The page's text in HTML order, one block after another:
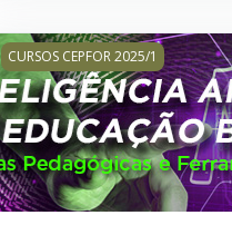
INTELIGÊNCIA ARTIFICIAL
CURSOS CEPFOR 2025/1